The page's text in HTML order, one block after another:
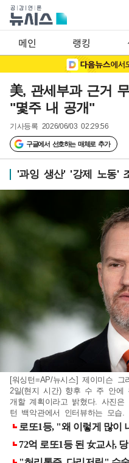
메인 랭킹
美, 관세부과 근거
"몇주 내 공개"
기사등록 2026/06/03 02:29:56
구글에서 선호하는 매체로 추가
'과잉 생산' '강제 노동'
[워싱턴=AP/뉴시스] 제이미슨 그
2일(현지 시간) 향후 수 주 안에
개할 계획이라고 밝혔다. 사진
턴 백악관에서 인터뷰하는 모습.